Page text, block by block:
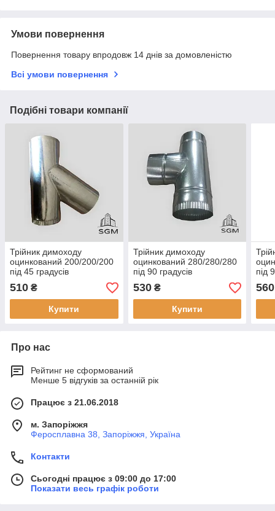
Умови повернення
Повернення товару впродовж 14 днів за домовленістю
Всі умови повернення
Подібні товари компанії
Трійник димоходу
оцинкований 200/200/200
під 45 градусів
510 ₴
Купити
Трійник димоходу
оцинкований 280/280/280
під 90 градусів
530₴
Купити
під
560
Про нас
Рейтинг не сформований
Менше 5 відгуків за останній рік
Працює з 21.06.2018
м. Запоріжжя
Феросплавна 38, Запоріжжя, Україна
Контакти
Сьогодні працює з 09:00 до 17:00
Показати весь графік роботи